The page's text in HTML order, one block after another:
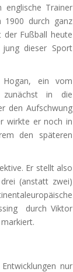
englische Trainer
1900 durch ganz
der Fußball heute
dieser Sport
ein vom
zunächst in die
den Aufschwung
wirkte er noch in
den späteren
Er stellt also
(anstatt zwei)
durch Viktor
nur